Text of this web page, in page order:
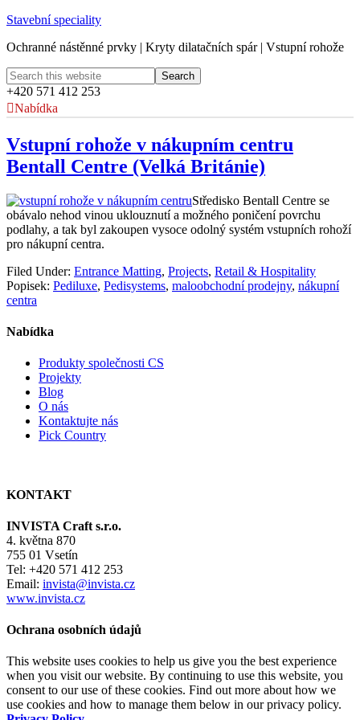
Stavební speciality
Ochranné nástěnné prvky | Kryty dilatačních spár | Vstupní rohože
+420 571 412 253
Nabídka
Vstupní rohože v nákupním centru
Bentall Centre (Velká Británie)
Středisko Bentall Centre se
obávalo nehod vinou uklouznutí a možného poničení povrchu
podlahy, a tak byl zakoupen vysoce odolný systém vstupních rohoží
pro nákupní centra.
Filed Under: Entrance Matting, Projects, Retail & Hospitality
Popisek: Pediluxe, Pedisystems, maloobchodní prodejny, nákupní
centra
Nabídka
Produkty společnosti CS
Projekty
Blog
O nás
Kontaktujte nás
Pick Country
KONTAKT
INVISTA Craft s.r.o.
4. května 870
755 01 Vsetín
Tel: +420 571 412 253
Email: invista@invista.cz
www.invista.cz
Ochrana osobních údajů
This website uses cookies to help us give you the best experience
when you visit our website. By continuing to use this website, you
consent to our use of these cookies. Find out more about how we
use cookies and how to manage them below in our privacy policy.